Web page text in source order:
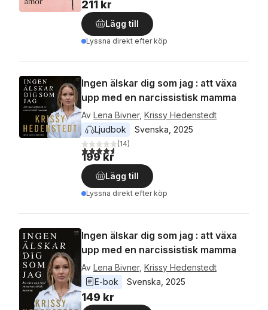
211 kr
Lägg till
Lyssna direkt efter köp
Ingen älskar dig som jag : att växa
upp med en narcissistisk mamma
Av Lena Bivner, Krissy Hedenstedt
Ljudbok
Svenska 2025
4,6utav 5 stjärnor. Totalt antal röster:
(14)
199 kr
Lägg till
Lyssna direkt efter köp
Ingen älskar dig som jag : att växa
upp med en narcissistisk mamma
Av Lena Bivner, Krissy Hedenstedt
E-bok
Svenska 2025
149 kr